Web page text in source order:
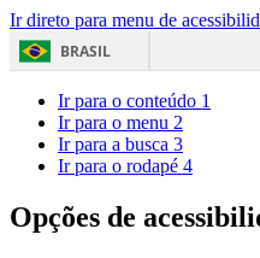
Ir direto para menu de
BRASIL
Ir para o conteúdo 1
Ir para o menu 2
Ir para a busca 3
Ir para o rodapé 4
Opções de